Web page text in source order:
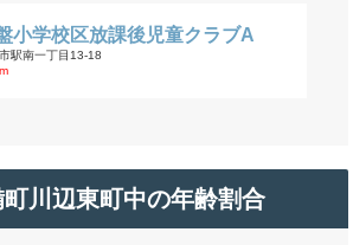
小学校区放課後児童クラブA
駅南一丁目13-18
川辺東町中の年齢割合